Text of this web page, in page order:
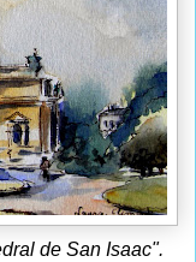
de San Isaac".